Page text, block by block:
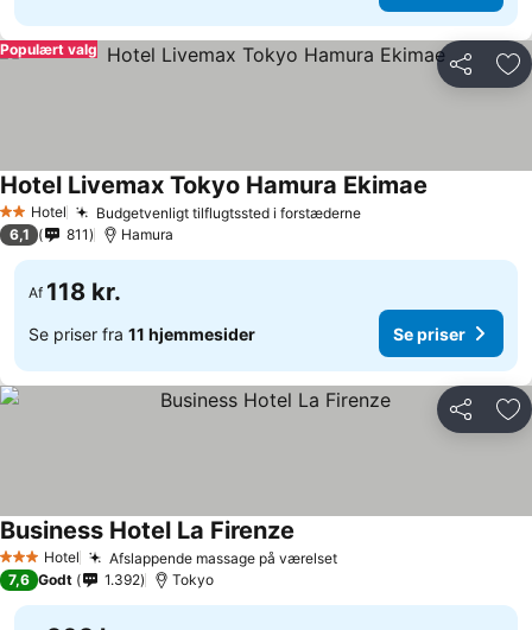
Del
Populært valg
2 Stjerner
Hotel Budgetvenligt tilflugtssted i forstæderne
Hotel Livemax Tokyo Hamura Ekimae
6,1 811 Hamura
Af 118 kr.
Se priser fra 11 hjemmesider Se priser
Del
3 StjernerHotel Afslappende massage på værelset
Business Hotel La Firenze
7,6 Godt 1.392 Tokyo